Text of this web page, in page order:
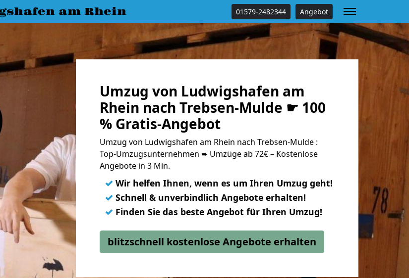
am Rhein 01579-2482344 Angebot
Umzug von Ludwigshafen am
Rhein nach Trebsen-Mulde ☛ 100
% Gratis-Angebot
Umzug von Ludwigshafen am Rhein nach Trebsen-Mulde :
Top-Umzugsunternehmen ➨ Umzüge ab 72€ – Kostenlose
Angebote in 3 Min.
✓ Wir helfen Ihnen, wenn es um Ihren Umzug geht!
✓ Schnell & unverbindlich Angebote erhalten!
✓ Finden Sie das beste Angebot für Ihren Umzug!
blitzschnell kostenlose Angebote erhalten